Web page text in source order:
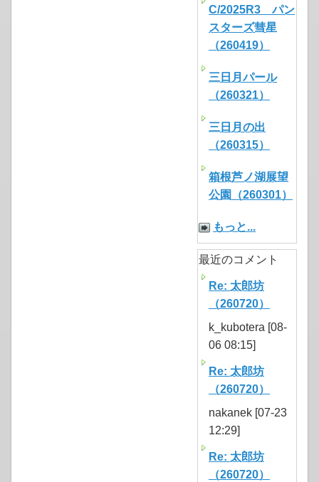
C/2025R3 パン
スターズ彗星
（260419）
三日月パール
（260321）
三日月の出
（260315）
箱根芦ノ湖展望
公園（260301）
もっと...
最近のコメント
Re: 太郎坊
（260720）
k_kubotera [08-
06 08:15]
Re: 太郎坊
（260720）
nakanek [07-23
12:29]
Re: 太郎坊
（260720）